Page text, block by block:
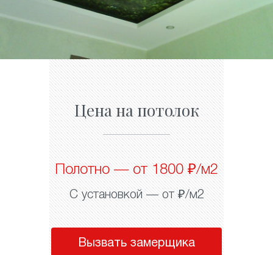
Цена на потолок
Полотно — от 1800 ₽/м2
С установкой — от ₽/м2
Вызвать замерщика